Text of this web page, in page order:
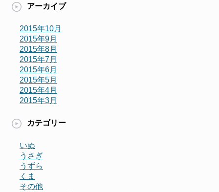
アーカイブ
2015年10月
2015年9月
2015年8月
2015年7月
2015年6月
2015年5月
2015年4月
2015年3月
カテゴリー
いぬ
うさぎ
うずら
くま
その他